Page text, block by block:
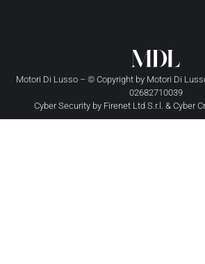
Motori Di Lusso – © Copyright by Motori Di
02682710039
Cyber Security by Firenet Ltd S.r.l. & Cyber